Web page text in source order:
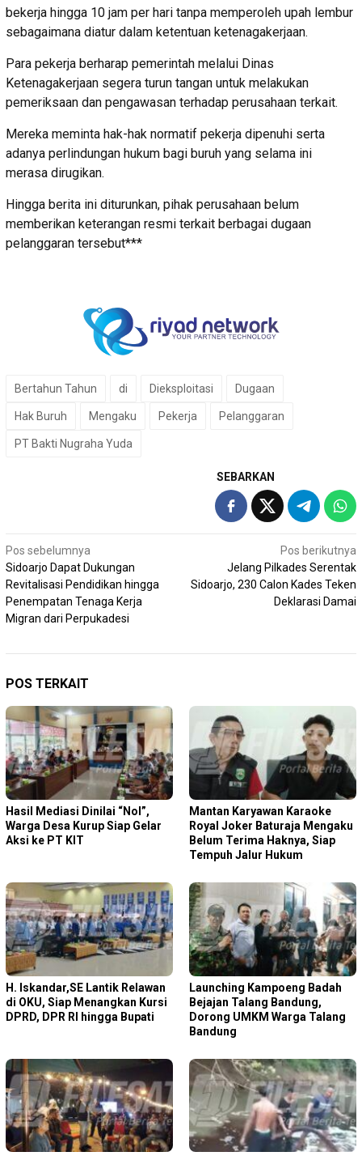
bekerja hingga 10 jam per hari tanpa memperoleh upah lembur
sebagaimana diatur dalam ketentuan ketenagakerjaan.
Para pekerja berharap pemerintah melalui Dinas
Ketenagakerjaan segera turun tangan untuk melakukan
pemeriksaan dan pengawasan terhadap perusahaan terkait.
Mereka meminta hak-hak normatif pekerja dipenuhi serta
adanya perlindungan hukum bagi buruh yang selama ini
merasa dirugikan.
Hingga berita ini diturunkan, pihak perusahaan belum
memberikan keterangan resmi terkait berbagai dugaan
pelanggaran tersebut***
Bertahun Tahun di Dieksploitasi Dugaan
Hak Buruh Mengaku Pekerja Pelanggaran
PT Bakti Nugraha Yuda
SEBARKAN
Navigasi
pos
Pos sebelumnya
Sidoarjo Dapat Dukungan
Revitalisasi Pendidikan hingga
Penempatan Tenaga Kerja
Migran dari Perpukadesi
Pos berikutnya
Jelang Pilkades Serentak
Sidoarjo, 230 Calon Kades Teken
Deklarasi Damai
POS TERKAIT
Hasil Mediasi Dinilai “Nol”,
Warga Desa Kurup Siap Gelar
Aksi ke PT KIT
Mantan Karyawan Karaoke
Royal Joker Baturaja Mengaku
Belum Terima Haknya, Siap
Tempuh Jalur Hukum
H. Iskandar,SE Lantik Relawan
di OKU, Siap Menangkan Kursi
DPRD, DPR RI hingga Bupati
Launching Kampoeng Badah
Bejajan Talang Bandung,
Dorong UMKM Warga Talang
Bandung